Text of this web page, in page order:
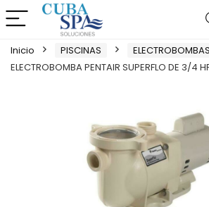
Inicio PISCINAS
ELECTROBOMBA PENTAIR SUPERFLO DE 3/4